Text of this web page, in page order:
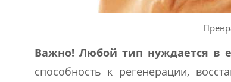
Важно! Любой тип нуждается в
способность к регенерации,